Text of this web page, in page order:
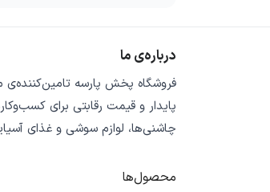
درباره‌ی ما
فروشگاه پخش پارسه تامین‌کننده‌ی
پایدار و قیمت رقابتی برای
چاشنی‌ها، لوازم سوشی و غذای
محصول‌ها